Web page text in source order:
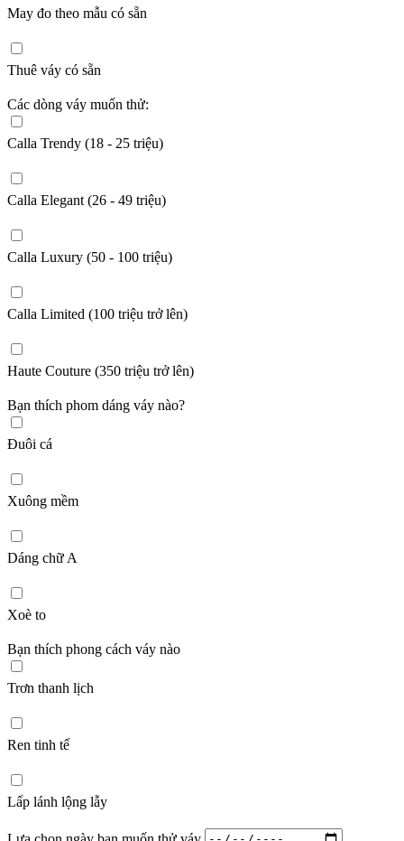
May đo theo mẫu có sẵn
Thuê váy có sẵn
Các dòng váy muốn thử:
Calla Trendy (18 - 25 triệu)
Calla Elegant (26 - 49 triệu)
Calla Luxury (50 - 100 triệu)
Calla Limited (100 triệu trở lên)
Haute Couture (350 triệu trở lên)
Bạn thích phom dáng váy nào?
Đuôi cá
Xuông mềm
Dáng chữ A
Xoè to
Bạn thích phong cách váy nào
Trơn thanh lịch
Ren tinh tế
Lấp lánh lộng lẫy